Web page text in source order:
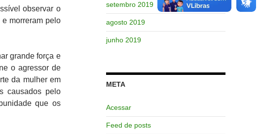
observar o
morreram pelo
grande força e
o agressor de
da mulher em
causados pelo
que os
setembro 2019
agosto 2019
junho 2019
META
Acessar
Feed de posts